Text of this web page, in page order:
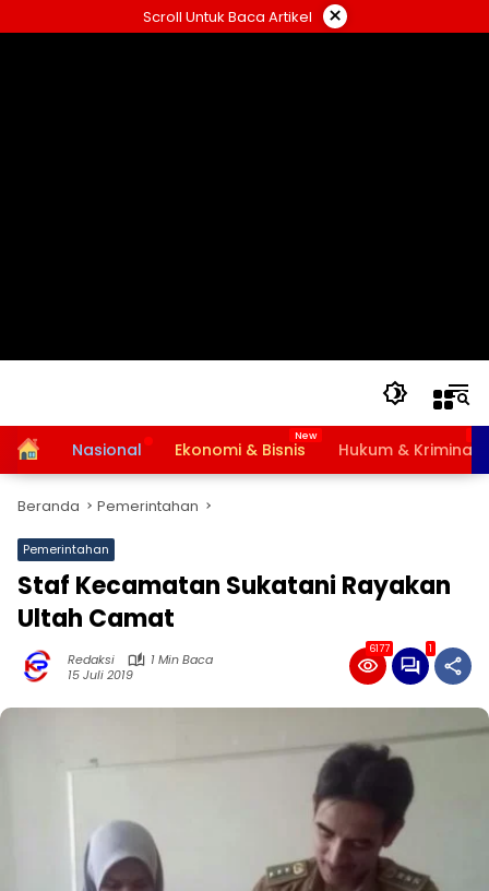
ke
Scroll Untuk Baca Artikel ×
HomeNasional Ekonomi & Bisnis Hukum & Kriminal
Beranda Pemerintahan
Pemerintahan
Staf Kecamatan Sukatani Rayakan
Ultah Camat
Redaksi
1 Min Baca
15 Juli 2019
6177 1